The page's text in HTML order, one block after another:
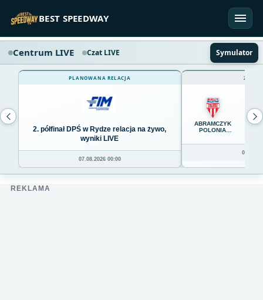
BEST SPEEDWAY
Centrum LIVE Czat LIVE Symulator
PLANOWANA RELACJA
2. półfinał DPŚ w Rydze relacja na żywo,
wyniki LIVE
07.08.2026 00:00
ABRAMCZYK
POLONIA
65
REKLAMA